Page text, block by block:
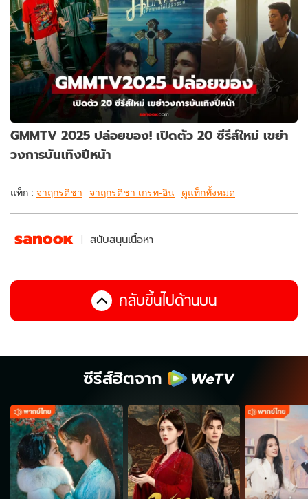
GMMTV 2025 ปล่อยของ! เปิดตัว 20 ซีรีส์ใหม่ เขย่า
วงการบันเทิงปีหน้า
แท็ก : จาฤกรติชา จาฤกรติชา เกรท-อิน ดูแท็กทั้งหมด
สนับสนุนเนื้อหา
กลับขึ้นไปด้านบน
ซีรีส์ฮิตจาก